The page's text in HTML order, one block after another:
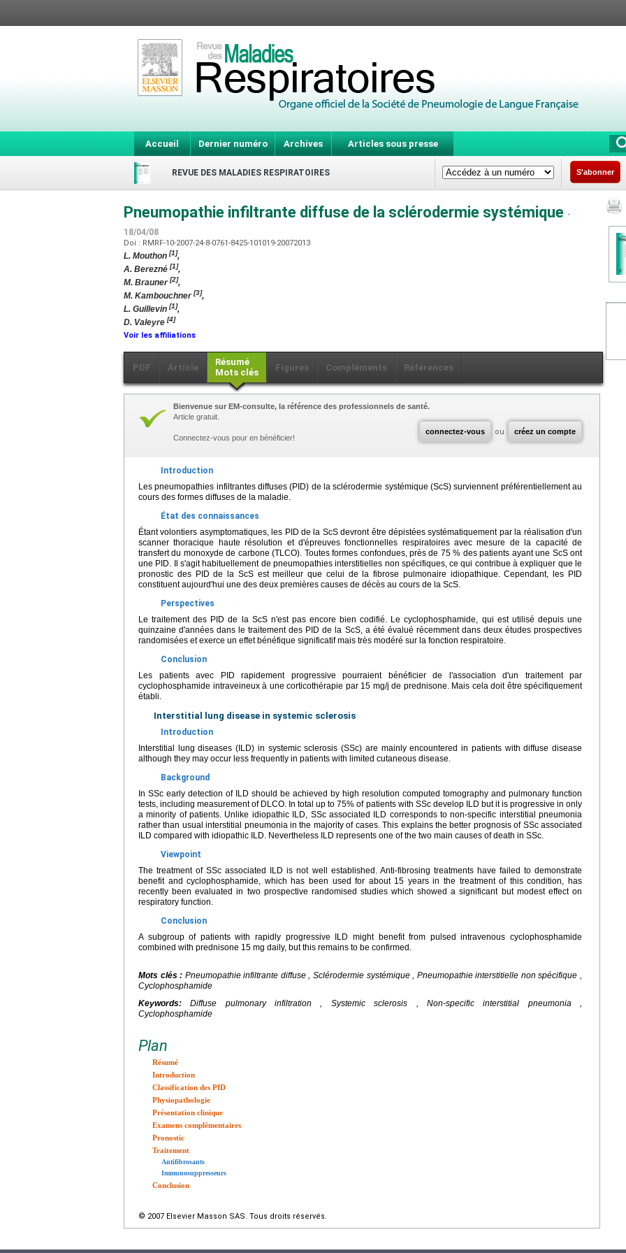
Accueil Dernier numéro Archives Articles sous presse
REVUE DES MALADIES RESPIRATOIRES S'abonner
Pneumopathie infiltrante diffuse de la sclérodermie systémique -
18/04/08
Doi : RMRF-10-2007-24-8-0761-8425-101019-20072013
L. Mouthon [1],
A. Berezné [1],
M. Brauner[2],
M. Kambouchner[3],
L. Guillevin [1],
D. Valeyre [4]
Voir les affiliations
PDF Article
Résumé
Mots clés
Figures Compléments Références
connectez-vous ou créez un compte
Bienvenue sur EM-consulte, la référence des professionnels de santé.
Article gratuit.
Connectez-vous pour en bénéficier!
Introduction
Les pneumopathies infiltrantes diffuses (PID) de la sclérodermie systémique (ScS) surviennent préférentiellement au
cours des formes diffuses de la maladie.
État des connaissances
Étant volontiers asymptomatiques, les PID de la ScS devront être dépistées systématiquement par la réalisation d'un
scanner thoracique haute résolution et d'épreuves fonctionnelles respiratoires avec mesure de la capacité de
transfert du monoxyde de carbone (TLCO). Toutes formes confondues, près de 75 % des patients ayant une ScS ont
une PID. Il s'agit habituellement de pneumopathies interstitielles non spécifiques, ce qui contribue à expliquer que le
pronostic des PID de la ScS est meilleur que celui de la fibrose pulmonaire idiopathique. Cependant, les PID
constituent aujourd'hui une des deux premières causes de décès au cours de la ScS.
Perspectives
Le traitement des PID de la ScS n'est pas encore bien codifié. Le cyclophosphamide, qui est utilisé depuis une
quinzaine d'années dans le traitement des PID de la ScS, a été évalué récemment dans deux études prospectives
randomisées et exerce un effet bénéfique significatif mais très modéré sur la fonction respiratoire.
Conclusion
Les patients avec PID rapidement progressive pourraient bénéficier de l'association d'un traitement par
cyclophosphamide intraveineux à une corticothérapie par 15 mg/j de prednisone. Mais cela doit être spécifiquement
établi.
Interstitial lung disease in systemic sclerosis
Introduction
Interstitial lung diseases (ILD) in systemic sclerosis (SSc) are mainly encountered in patients with diffuse disease
although they may occur less frequently in patients with limited cutaneous disease.
Background
In SSc early detection of ILD should be achieved by high resolution computed tomography and pulmonary function
tests, including measurement of DLCO. In total up to 75% of patients with SSc develop ILD but it is progressive in only
a minority of patients. Unlike idiopathic ILD, SSc associated ILD corresponds to non-specific interstitial pneumonia
rather than usual interstitial pneumonia in the majority of cases. This explains the better prognosis of SSc associated
ILD compared with idiopathic ILD. Nevertheless ILD represents one of the two main causes of death in SSc.
Viewpoint
The treatment of SSc associated ILD is not well established. Anti-fibrosing treatments have failed to demonstrate
benefit and cyclophosphamide, which has been used for about 15 years in the treatment of this condition, has
recently been evaluated in two prospective randomised studies which showed a significant but modest effect on
respiratory function.
Conclusion
A subgroup of patients with rapidly progressive ILD might benefit from pulsed intravenous cyclophosphamide
combined with prednisone 15 mg daily, but this remains to be confirmed.
Mots clés : Pneumopathie infiltrante diffuse , Sclérodermie systémique , Pneumopathie interstitielle non spécifique ,
Cyclophosphamide
Keywords:Diffuse pulmonary infiltration , Systemic sclerosis , Non-specific interstitial pneumonia ,
Cyclophosphamide
Plan
Résumé
Introduction
Classification des PID
Physiopathologie
Présentation clinique
Examens complémentaires
Pronostic
Traitement
Antifibrosants
Immunosuppresseurs
Conclusion
© 2007 Elsevier Masson SAS. Tous droits réservés.